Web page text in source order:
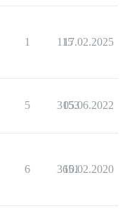
1 115
17.02.2025
5 3153
05.06.2022
6 3651
10.02.2020